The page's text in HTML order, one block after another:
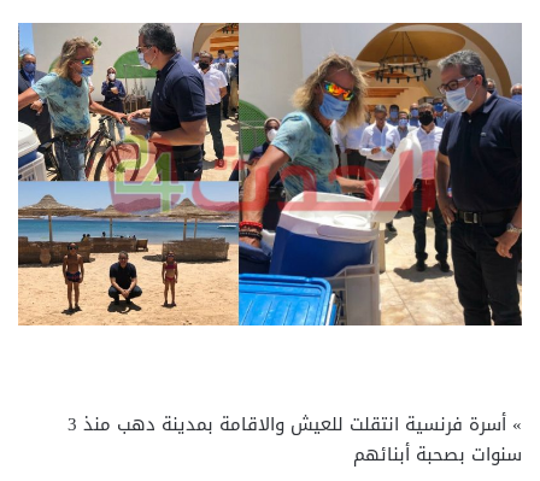
» أسرة فرنسية انتقلت للعيش والاقامة بمدينة دهب منذ 3
سنوات بصحبة أبنائهم